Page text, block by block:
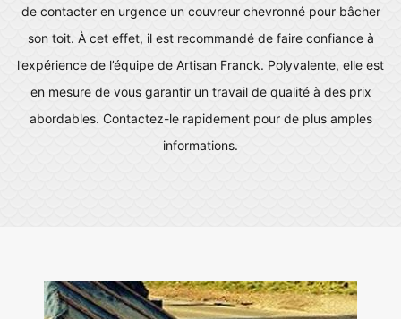
de contacter en urgence un couvreur chevronné pour bâcher
son toit. À cet effet, il est recommandé de faire confiance à
l’expérience de l’équipe de Artisan Franck. Polyvalente, elle est
en mesure de vous garantir un travail de qualité à des prix
abordables. Contactez-le rapidement pour de plus amples
informations.